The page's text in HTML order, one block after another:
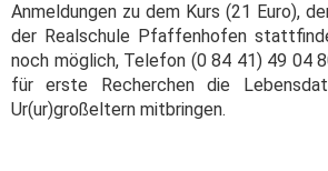
Anmeldungen zu dem Kurs (21 Euro),
der Realschule Pfaffenhofen
noch möglich, Telefon (0 84 41) 49 04
für erste Recherchen die
Ur(ur)großeltern mitbringen.